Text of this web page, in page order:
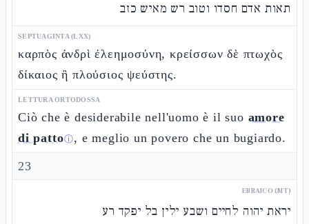
תאות אדם חסדו וטוב רש מאיש כזב
SEPTUAGINTA (LXX)
καρπὸς ἀνδρὶ ἐλεημοσύνη, κρείσσων δὲ πτωχὸς
δίκαιος ἢ πλούσιος ψεύστης.
LETTURA ORTODOSSA
Ciò che è desiderabile nell'uomo è il suo amore
di pattoⓘ, e meglio un povero che un bugiardo.
23
EBRAICO (MT)
יראת יהוה לחיים ושבע ילין בל יפקד רע